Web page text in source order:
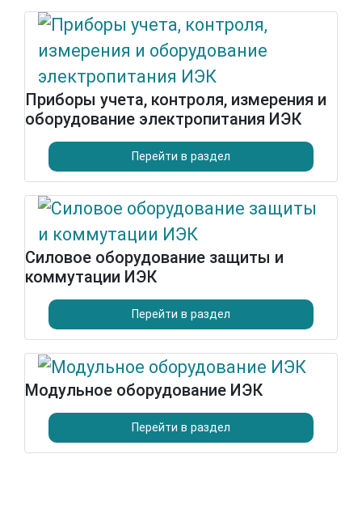
Приборы учета, контроля, измерения и
оборудование электропитания ИЭК
Перейти в раздел
Силовое оборудование защиты и
коммутации ИЭК
Перейти в раздел
Модульное оборудование ИЭК
Перейти в раздел